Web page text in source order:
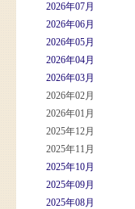
2026年07月
2026年06月
2026年05月
2026年04月
2026年03月
2026年02月
2026年01月
2025年12月
2025年11月
2025年10月
2025年09月
2025年08月